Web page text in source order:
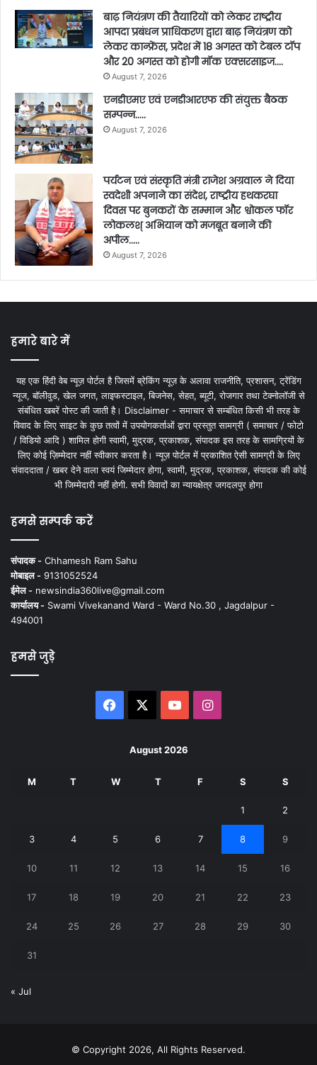
बाढ़ नियंत्रण की तैयारियों को लेकर राष्ट्रीय
आपदा प्रबंधन प्राधिकरण द्वारा बाढ़ नियंत्रण को
लेकर कान्फ्रेंस, प्रदेश में 18 अगस्त को टेबल टॉप
और 20 अगस्त को होगी मॉक एक्सरसाइज….
August 7, 2026
एनडीएमए एवं एनडीआरएफ की संयुक्त बैठक
सम्पन्न…..
August 7, 2026
पर्यटन एवं संस्कृति मंत्री राजेश अग्रवाल ने दिया
स्वदेशी अपनाने का संदेश, राष्ट्रीय हथकरघा
दिवस पर बुनकरों के सम्मान और श्वोकल फॉर
लोकलश् अभियान को मजबूत बनाने की
अपील…..
August 7, 2026
हमारे बारे में
यह एक हिंदी वेब न्यूज़ पोर्टल है जिसमें ब्रेकिंग न्यूज़ के अलावा राजनीति, प्रशासन, ट्रेंडिंग
न्यूज, बॉलीवुड, खेल जगत, लाइफस्टाइल, बिजनेस, सेहत, ब्यूटी, रोजगार तथा टेक्नोलॉजी से
संबंधित खबरें पोस्ट की जाती है। Disclaimer - समाचार से सम्बंधित किसी भी तरह के
विवाद के लिए साइट के कुछ तत्वों में उपयोगकर्ताओं द्वारा प्रस्तुत सामग्री ( समाचार / फोटो
/ विडियो आदि ) शामिल होगी स्वामी, मुद्रक, प्रकाशक, संपादक इस तरह के सामग्रियों के
लिए कोई ज़िम्मेदार नहीं स्वीकार करता है। न्यूज़ पोर्टल में प्रकाशित ऐसी सामग्री के लिए
संवाददाता / खबर देने वाला स्वयं जिम्मेदार होगा, स्वामी, मुद्रक, प्रकाशक, संपादक की कोई
भी जिम्मेदारी नहीं होगी. सभी विवादों का न्यायक्षेत्र जगदलपुर होगा
हमसे सम्पर्क करें
संपादक - Chhamesh Ram Sahu
मोबाइल - 9131052524
ईमेल - newsindia360live@gmail.com
कार्यालय - Swami Vivekanand Ward - Ward No.30 , Jagdalpur -
494001
हमसे जुड़े
Facebook YouTubeInstagram
August 2026
M T W T F S S
1 2
3 4 5 6 7 8 9
10 11 12 13 14 15 16
17 18 19 20 21 22 23
24 25 26 27 28 29 30
31
« Jul
© Copyright 2026, All Rights Reserved.